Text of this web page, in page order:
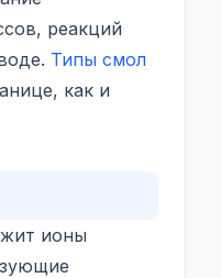
реакций
Типы смол
как и
ионы